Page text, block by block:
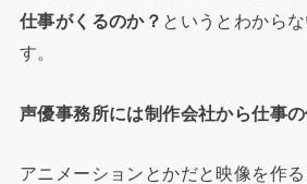
仕事がくるのか？ というとわから
す。
声優事務所には制作会社から仕事の
アニメーションとかだと映像を作